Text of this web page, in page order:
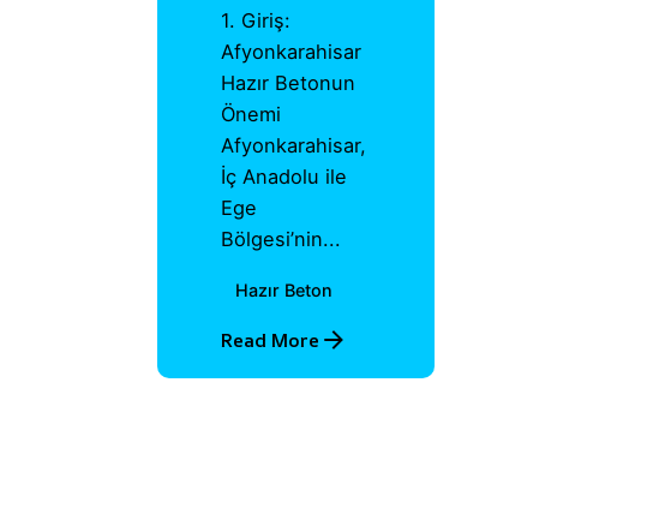
1. Giriş:
Afyonkarahisar
Hazır Betonun
Önemi
Afyonkarahisar,
İç Anadolu ile
Ege
Bölgesi’nin...
Hazır Beton
Read More